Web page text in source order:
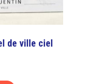
de ville ciel